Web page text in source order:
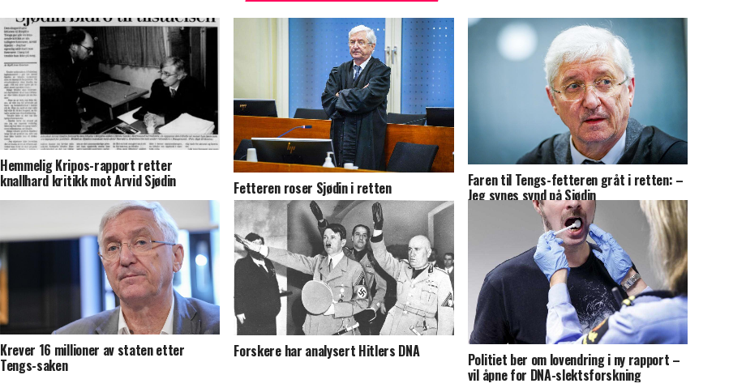
Hemmelig Kripos-rapport retter
knallhard kritikk mot Arvid Sjødin Fetteren roser Sjødin i retten Faren til Tengs-fetteren gråt i retten: –
Jeg synes synd på Sjødin
Krever 16 millioner av staten etter
Tengs-saken
Forskere har analysert Hitlers DNA Politiet ber om lovendring i ny rapport –
vil åpne for DNA-slektsforskning